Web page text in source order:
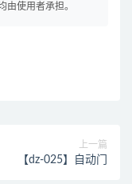
由使用者承担。
上一篇
【dz-025】自动门